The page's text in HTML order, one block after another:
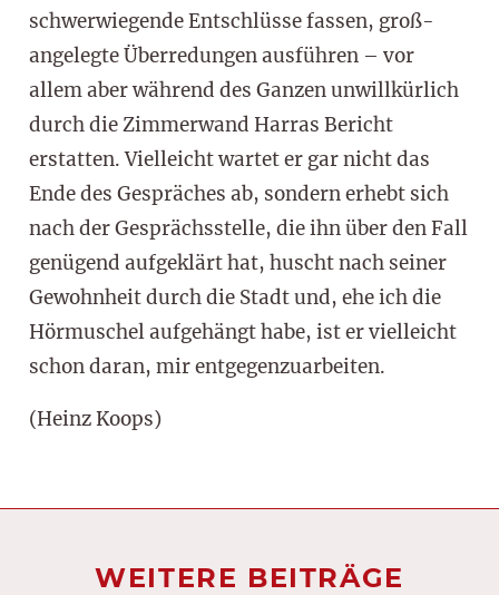
schwerwiegende Entschlüsse fassen, groß-
angelegte Überredungen ausführen – vor
allem aber während des Ganzen unwillkürlich
durch die Zimmerwand Harras Bericht
erstatten. Vielleicht wartet er gar nicht das
Ende des Gespräches ab, sondern erhebt sich
nach der Gesprächsstelle, die ihn über den Fall
genügend aufgeklärt hat, huscht nach seiner
Gewohnheit durch die Stadt und, ehe ich die
Hörmuschel aufgehängt habe, ist er vielleicht
schon daran, mir entgegenzuarbeiten.
(Heinz Koops)
WEITERE BEITRÄGE